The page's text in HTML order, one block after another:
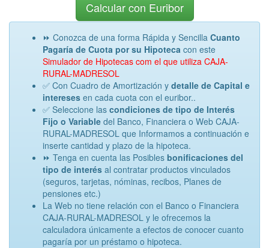
Calcular con Euribor
⏩ Conozca de una forma Rápida y Sencilla Cuanto
Pagaría de Cuota por su Hipoteca con este
Simulador de Hipotecas com el que utiliza CAJA-
RURAL-MADRESOL
✅ Con Cuadro de Amortización y detalle de Capital e
intereses en cada cuota con el euribor..
✅ Seleccione las condiciones de tipo de Interés
Fijo o Variable del Banco, Financiera o Web CAJA-
RURAL-MADRESOL que Informamos a continuación e
inserte cantidad y plazo de la hipoteca.
⏩ Tenga en cuenta las Posibles bonificaciones del
tipo de interés al contratar productos vinculados
(seguros, tarjetas, nóminas, recibos, Planes de
pensiones etc.)
La Web no tiene relación con el Banco o Financiera
CAJA-RURAL-MADRESOL y le ofrecemos la
calculadora únicamente a efectos de conocer cuanto
pagaría por un préstamo o hipoteca.